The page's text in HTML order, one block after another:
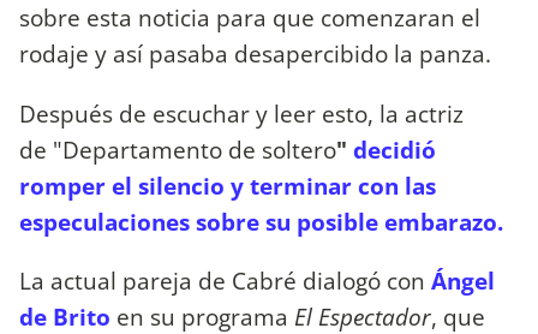
sobre esta noticia para que comenzaran el
rodaje y así pasaba desapercibido la panza.
Después de escuchar y leer esto, la actriz
de "Departamento de soltero" decidió
romper el silencio y terminar con las
especulaciones sobre su posible embarazo.
La actual pareja de Cabré dialogó con Ángel
de Brito en su programa El Espectador, que